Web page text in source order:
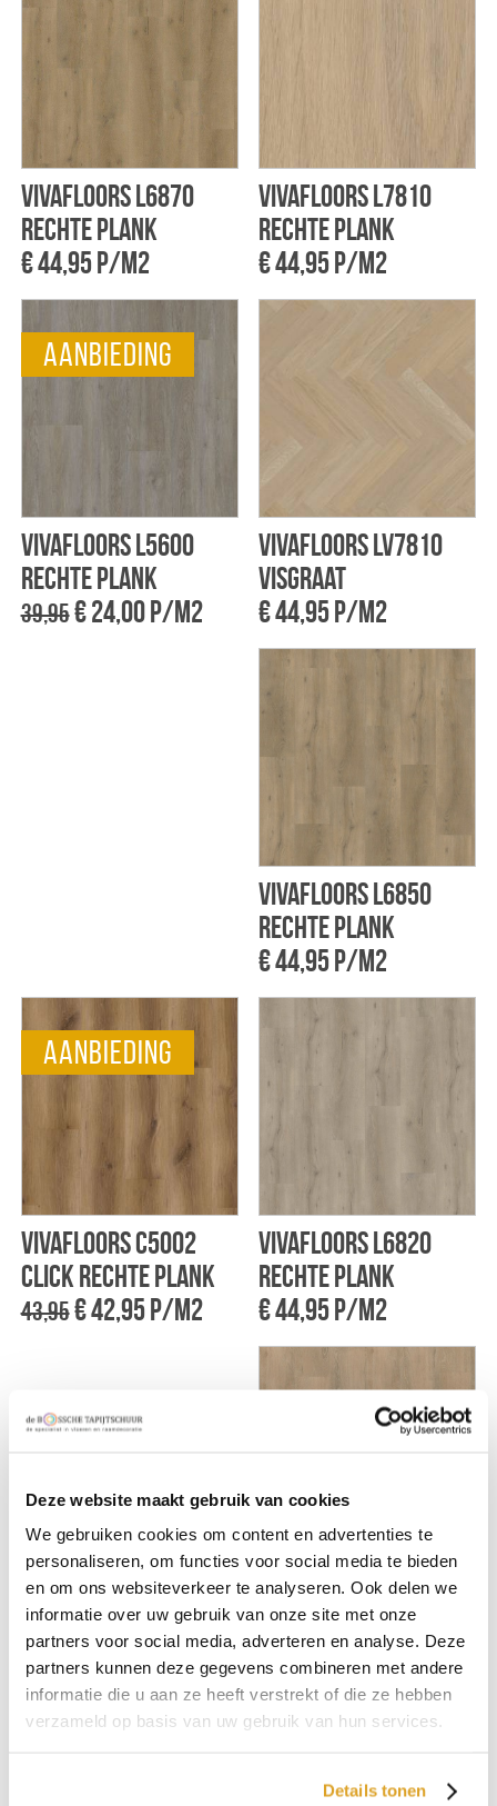
Deze website maakt gebruik van cookies
We gebruiken cookies om content en advertenties te
personaliseren, om functies voor social media te bieden
en om ons websiteverkeer te analyseren. Ook delen we
informatie over uw gebruik van onze site met onze
partners voor social media, adverteren en analyse. Deze
partners kunnen deze gegevens combineren met andere
informatie die u aan ze heeft verstrekt of die ze hebben
verzameld op basis van uw gebruik van hun services.
Details tonen
Vivafloors L6870
rechte plank
€ 44,95 p/m2
Vivafloors L7810
rechte plank
€ 44,95 p/m2
aanbieding
Vivafloors L5600
rechte plank
39,95€ 24,00 p/m2
Vivafloors LV7810
Visgraat
€ 44,95 p/m2
Vivafloors L6850
rechte plank
€ 44,95 p/m2
aanbieding
Vivafloors C5002
click rechte plank
43,95€ 42,95 p/m2
Vivafloors L6820
rechte plank
€ 44,95 p/m2
Vivafloors L8360
rechte plank
€ 44,95 p/m2